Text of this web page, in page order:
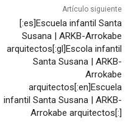
Artículo siguiente
[:es]Escuela infantil Santa
Susana | ARKB-Arrokabe
arquitectos[:gl]Escola infantil
Santa Susana | ARKB-
Arrokabe
arquitectos[:en]Escuela
infantil Santa Susana | ARKB-
Arrokabe arquitectos[:]